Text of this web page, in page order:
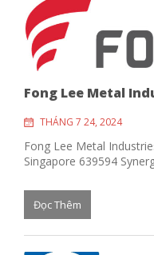
Fong Lee Metal
THÁNG 7 24, 2024
Fong Lee Metal
Singapore 639594
Đọc Thêm